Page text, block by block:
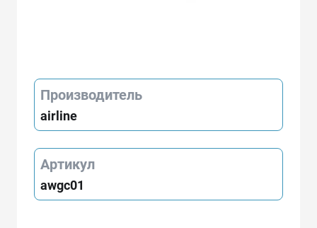
Производитель
airline
Артикул
awgc01